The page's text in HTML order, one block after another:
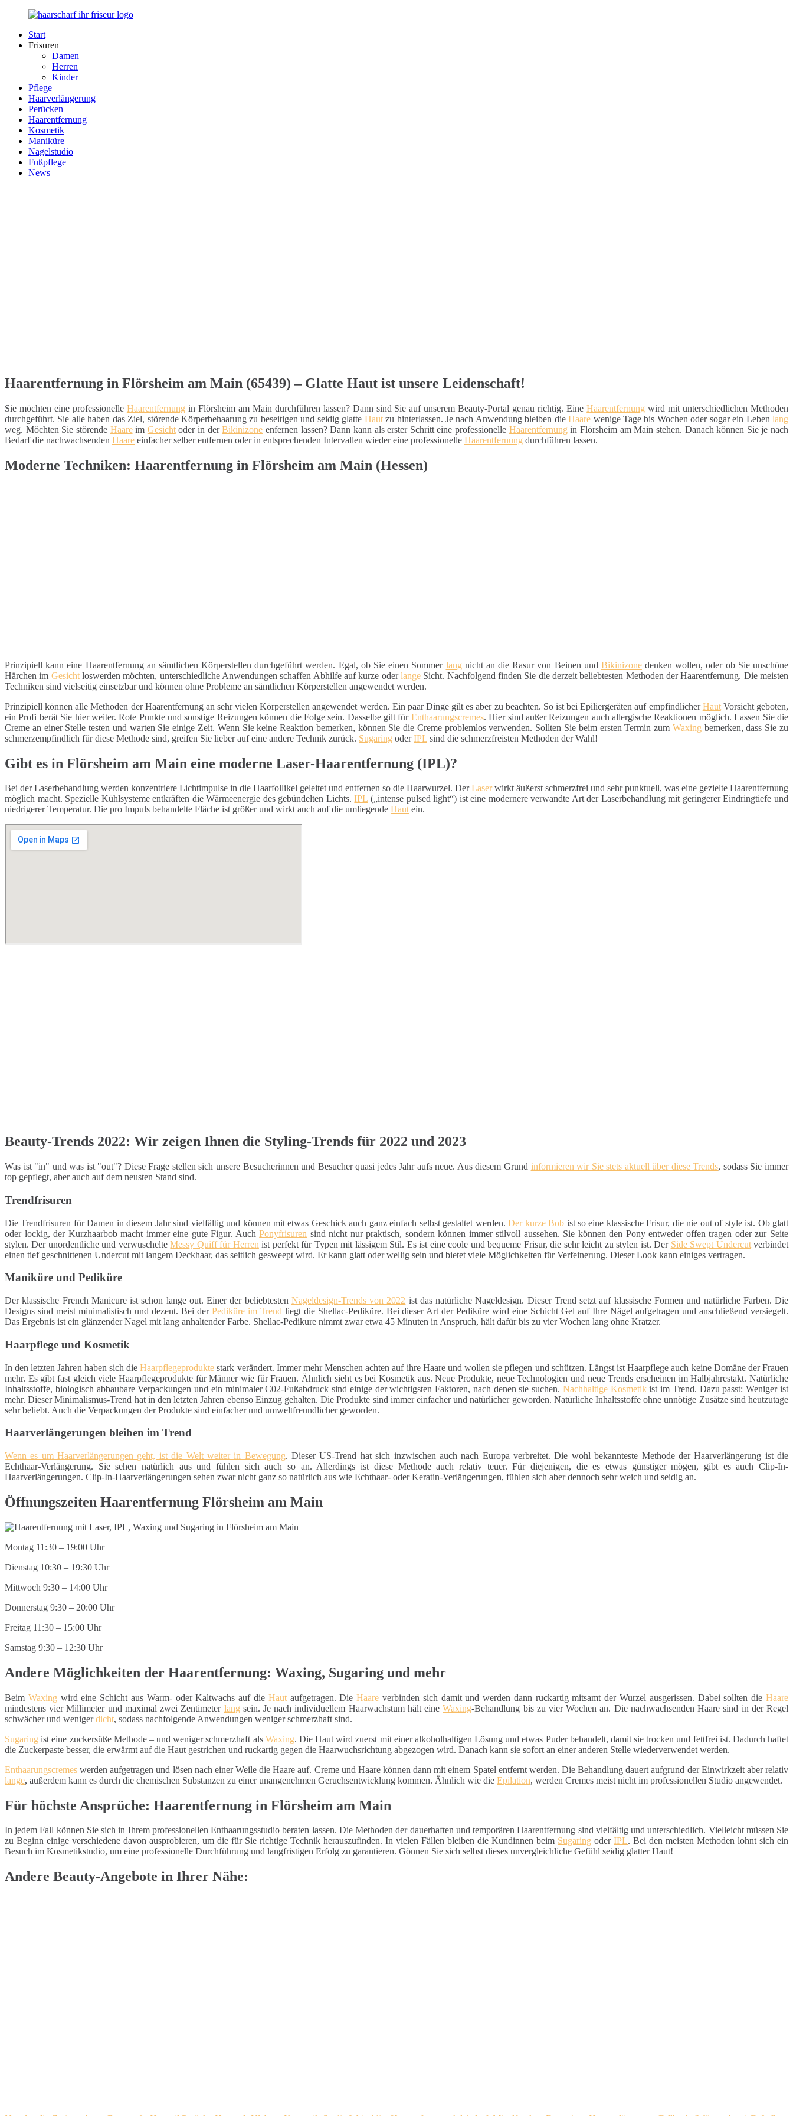
Zurück
Inhalt
Haarscharf
Händen
Start
Frisuren
Damen
Herren
Kinder
Pflege
Haarverlängerung
Perücken
Haarentfernung
Kosmetik
Maniküre
Nagelstudio
Fußpflege
News
Haarentfernung in Flörsheim am Main (65439) – Glatte Haut ist unsere Leidenschaft!
Sie möchten eine professionelle Haarentfernung in Flörsheim am Main durchführen lassen? Dann sind Sie auf unserem Beauty-Portal genau richtig. EineHaarentfernung wird mit unterschiedlichen Methoden
durchgeführt. Sie alle haben das Ziel, störende Körperbehaarung zu beseitigen und seidig glatte Hautzu hinterlassen. Je nach Anwendung bleiben dieHaare wenige Tage bis Wochen oder sogar ein Lebenlang
weg. Möchten Sie störende Haareim Gesichtoder in derBikinizone enfernen lassen? Dann kann als erster Schritt eine professionelle Haarentfernung in Flörsheim am Main stehen. Danach können Sie je nach
Bedarf die nachwachsenden Haare einfacher selber entfernen oder in entsprechenden Intervallen wieder eine professionelle Haarentfernung durchführen lassen.
Moderne Techniken: Haarentfernung in Flörsheim am Main (Hessen)
Prinzipiell kann eine Haarentfernung an sämtlichen Körperstellen durchgeführt werden. Egal, ob Sie einen Sommer lang nicht an die Rasur von Beinen und Bikinizonedenken wollen, oder ob Sie unschöne
Härchen im Gesichtloswerden möchten, unterschiedliche Anwendungen schaffen Abhilfe auf kurze oderlange Sicht. Nachfolgend finden Sie die derzeit beliebtesten Methoden der Haarentfernung. Die meisten
Techniken sind vielseitig einsetzbar und können ohne Probleme an sämtlichen Körperstellen angewendet werden.
Prinzipiell können alle Methoden der Haarentfernung an sehr vielen Körperstellen angewendet werden. Ein paar Dinge gilt es aber zu beachten. So ist bei Epiliergeräten auf empfindlicherHautVorsicht geboten,
ein Profi berät Sie hier weiter. Rote Punkte und sonstige Reizungen können die Folge sein. Dasselbe gilt für Enthaarungscremes. Hier sind außer Reizungen auch allergische Reaktionen möglich. Lassen Sie die
Creme an einer Stelle testen und warten Sie einige Zeit. Wenn Sie keine Reaktion bemerken, können Sie die Creme problemlos verwenden. Sollten Sie beim ersten Termin zum Waxing bemerken, dass Sie zu
schmerzempfindlich für diese Methode sind, greifen Sie lieber auf eine andere Technik zurück. Sugaring oderIPL sind die schmerzfreisten Methoden der Wahl!
Gibt es in Flörsheim am Main eine moderne Laser-Haarentfernung (IPL)?
Bei der Laserbehandlung werden konzentriere Lichtimpulse in die Haarfollikel geleitet und entfernen so die Haarwurzel. DerLaserwirkt äußerst schmerzfrei und sehr punktuell, was eine gezielte Haarentfernung
möglich macht. Spezielle Kühlsysteme entkräften die Wärmeenergie des gebündelten Lichts.IPL („intense pulsed light“) ist eine modernere verwandte Art der Laserbehandlung mit geringerer Eindringtiefe und
niedrigerer Temperatur. Die pro Impuls behandelte Fläche ist größer und wirkt auch auf die umliegende Hautein.
Beauty-Trends 2022: Wir zeigen Ihnen die Styling-Trends für 2022 und 2023
Was ist "in" und was ist "out"? Diese Frage stellen sich unsere Besucherinnen und Besucher quasi jedes Jahr aufs neue. Aus diesem Grund informieren wir Sie stets aktuell über diese Trends, sodass Sie immer
top gepflegt, aber auch auf dem neusten Stand sind.
Trendfrisuren
Die Trendfrisuren für Damen in diesem Jahr sind vielfältig und können mit etwas Geschick auch ganz einfach selbst gestaltet werden.Der kurze Bob ist so eine klassische Frisur, die nie out of style ist. Ob glatt
oder lockig, der Kurzhaarbob macht immer eine gute Figur. AuchPonyfrisuren sind nicht nur praktisch, sondern können immer stilvoll aussehen. Sie können den Pony entweder offen tragen oder zur Seite
stylen. Der unordentliche und verwuschelteMessy Quiff für Herren ist perfekt für Typen mit lässigem Stil. Es ist eine coole und bequeme Frisur, die sehr leicht zu stylen ist. Der Side Swept Undercutverbindet
einen tief geschnittenen Undercut mit langem Deckhaar, das seitlich gesweept wird. Er kann glatt oder wellig sein und bietet viele Möglichkeiten für Verfeinerung. Dieser Look kann einiges vertragen.
Maniküre und Pediküre
Der klassische French Manicure ist schon lange out. Einer der beliebtesten Nageldesign-Trends von 2022 ist das natürliche Nageldesign. Dieser Trend setzt auf klassische Formen und natürliche Farben. Die
Designs sind meist minimalistisch und dezent. Bei der Pediküre im Trend liegt die Shellac-Pediküre. Bei dieser Art der Pediküre wird eine Schicht Gel auf Ihre Nägel aufgetragen und anschließend versiegelt.
Das Ergebnis ist ein glänzender Nagel mit lang anhaltender Farbe. Shellac-Pedikure nimmt zwar etwa 45 Minuten in Anspruch, hält dafür bis zu vier Wochen lang ohne Kratzer.
Haarpflege und Kosmetik
In den letzten Jahren haben sich dieHaarpflegeprodukte stark verändert. Immer mehr Menschen achten auf ihre Haare und wollen sie pflegen und schützen. Längst ist Haarpflege auch keine Domäne der Frauen
mehr. Es gibt fast gleich viele Haarpflegeprodukte für Männer wie für Frauen. Ähnlich sieht es bei Kosmetik aus. Neue Produkte, neue Technologien und neue Trends erscheinen im Halbjahrestakt. Natürliche
Inhaltsstoffe, biologisch abbaubare Verpackungen und ein minimaler C02-Fußabdruck sind einige der wichtigsten Faktoren, nach denen sie suchen. Nachhaltige Kosmetikist im Trend. Dazu passt: Weniger ist
mehr. Dieser Minimalismus-Trend hat in den letzten Jahren ebenso Einzug gehalten. Die Produkte sind immer einfacher und natürlicher geworden. Natürliche Inhaltsstoffe ohne unnötige Zusätze sind heutzutage
sehr beliebt. Auch die Verpackungen der Produkte sind einfacher und umweltfreundlicher geworden.
Haarverlängerungen bleiben im Trend
Wenn es um Haarverlängerungen geht, ist die Welt weiter in Bewegung. Dieser US-Trend hat sich inzwischen auch nach Europa verbreitet. Die wohl bekannteste Methode der Haarverlängerung ist die
Echthaar-Verlängerung. Sie sehen natürlich aus und fühlen sich auch so an. Allerdings ist diese Methode auch relativ teuer. Für diejenigen, die es etwas günstiger mögen, gibt es auch Clip-In-
Haarverlängerungen. Clip-In-Haarverlängerungen sehen zwar nicht ganz so natürlich aus wie Echthaar- oder Keratin-Verlängerungen, fühlen sich aber dennoch sehr weich und seidig an.
Öffnungszeiten Haarentfernung Flörsheim am Main
Montag 11:30 – 19:00 Uhr
Dienstag 10:30 – 19:30 Uhr
Mittwoch 9:30 – 14:00 Uhr
Donnerstag 9:30 – 20:00 Uhr
Freitag 11:30 – 15:00 Uhr
Samstag 9:30 – 12:30 Uhr
Andere Möglichkeiten der Haarentfernung: Waxing, Sugaring und mehr
Beim Waxing wird eine Schicht aus Warm- oder Kaltwachs auf die Hautaufgetragen. DieHaare verbinden sich damit und werden dann ruckartig mitsamt der Wurzel ausgerissen. Dabei sollten dieHaare
mindestens vier Millimeter und maximal zwei Zentimeter lang sein. Je nach individuellem Haarwachstum hält eineWaxing-Behandlung bis zu vier Wochen an. Die nachwachsenden Haare sind in der Regel
schwächer und wenigerdicht, sodass nachfolgende Anwendungen weniger schmerzhaft sind.
Sugaring ist eine zuckersüße Methode – und weniger schmerzhaft als Waxing. Die Haut wird zuerst mit einer alkoholhaltigen Lösung und etwas Puder behandelt, damit sie trocken und fettfrei ist. Dadurch haftet
die Zuckerpaste besser, die erwärmt auf die Haut gestrichen und ruckartig gegen die Haarwuchsrichtung abgezogen wird. Danach kann sie sofort an einer anderen Stelle wiederverwendet werden.
Enthaarungscremes werden aufgetragen und lösen nach einer Weile die Haare auf. Creme und Haare können dann mit einem Spatel entfernt werden. Die Behandlung dauert aufgrund der Einwirkzeit aber relativ
lange, außerdem kann es durch die chemischen Substanzen zu einer unangenehmen Geruchsentwicklung kommen. Ähnlich wie die Epilation, werden Cremes meist nicht im professionellen Studio angewendet.
Für höchste Ansprüche: Haarentfernung in Flörsheim am Main
In jedem Fall können Sie sich in Ihrem professionellen Enthaarungsstudio beraten lassen. Die Methoden der dauerhaften und temporären Haarentfernung sind vielfältig und unterschiedlich. Vielleicht müssen Sie
zu Beginn einige verschiedene davon ausprobieren, um die für Sie richtige Technik herauszufinden. In vielen Fällen bleiben die Kundinnen beim Sugaring oder IPL. Bei den meisten Methoden lohnt sich ein
Besuch im Kosmetikstudio, um eine professionelle Durchführung und langfristigen Erfolg zu garantieren. Gönnen Sie sich selbst dieses unvergleichliche Gefühl seidig glatter Haut!
Andere Beauty-Angebote in Ihrer Nähe: